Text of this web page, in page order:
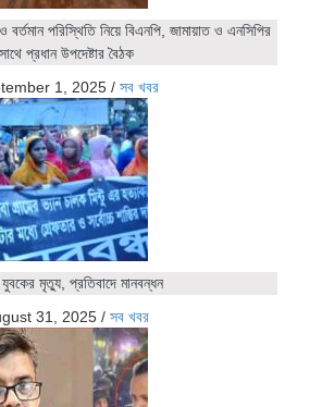
ও বর্তমান পরিস্থিতি নিয়ে বিএনপি, জামায়াত ও এনসিপির
সাথে প্রধান উপদেষ্টার বৈঠক
1, 2025 / সব খবর
মৃত্যু, প্রতিবাদে মানবন্ধন
31, 2025 / সব খবর